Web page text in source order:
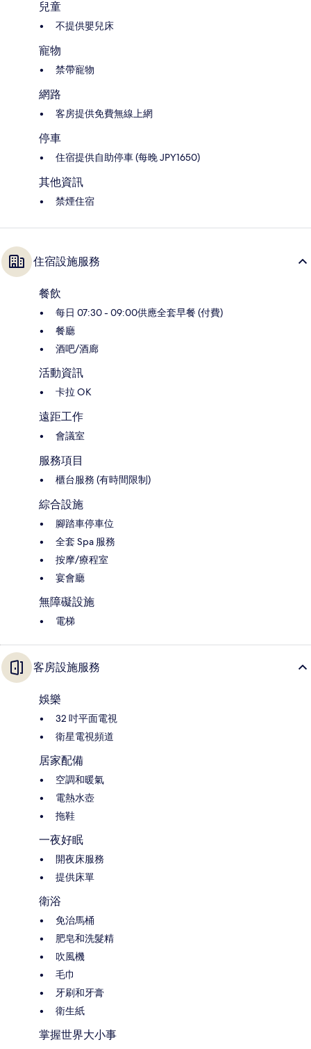
兒童
不提供嬰兒床
寵物
禁帶寵物
網路
客房提供免費無線上網
停車
住宿提供自助停車 (每晚 JPY1650)
其他資訊
禁煙住宿
住宿設施服務
餐飲
每日 07:30 - 09:00供應全套早餐 (付費)
餐廳
酒吧/酒廊
活動資訊
卡拉 OK
遠距工作
會議室
服務項目
櫃台服務 (有時間限制)
綜合設施
腳踏車停車位
全套 Spa 服務
按摩/療程室
宴會廳
無障礙設施
電梯
客房設施服務
娛樂
32 吋平面電視
衛星電視頻道
居家配備
空調和暖氣
電熱水壺
拖鞋
一夜好眠
開夜床服務
提供床單
衛浴
免治馬桶
肥皂和洗髮精
吹風機
毛巾
牙刷和牙膏
衛生紙
掌握世界大小事